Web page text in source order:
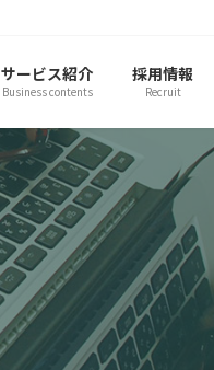
サービス紹介
Business contents
採用情報
Recruit